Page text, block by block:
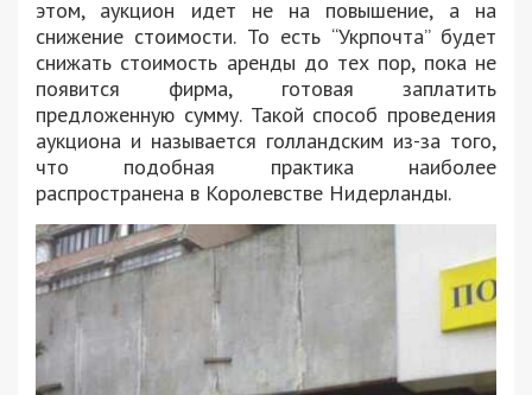
этом, аукцион идет не на повышение, а на
снижение стоимости. То есть “Укрпочта” будет
снижать стоимость аренды до тех пор, пока не
появится фирма, готовая заплатить
предложенную сумму. Такой способ проведения
аукциона и называется голландским из-за того,
что подобная практика наиболее
распространена в Королевстве Нидерланды.